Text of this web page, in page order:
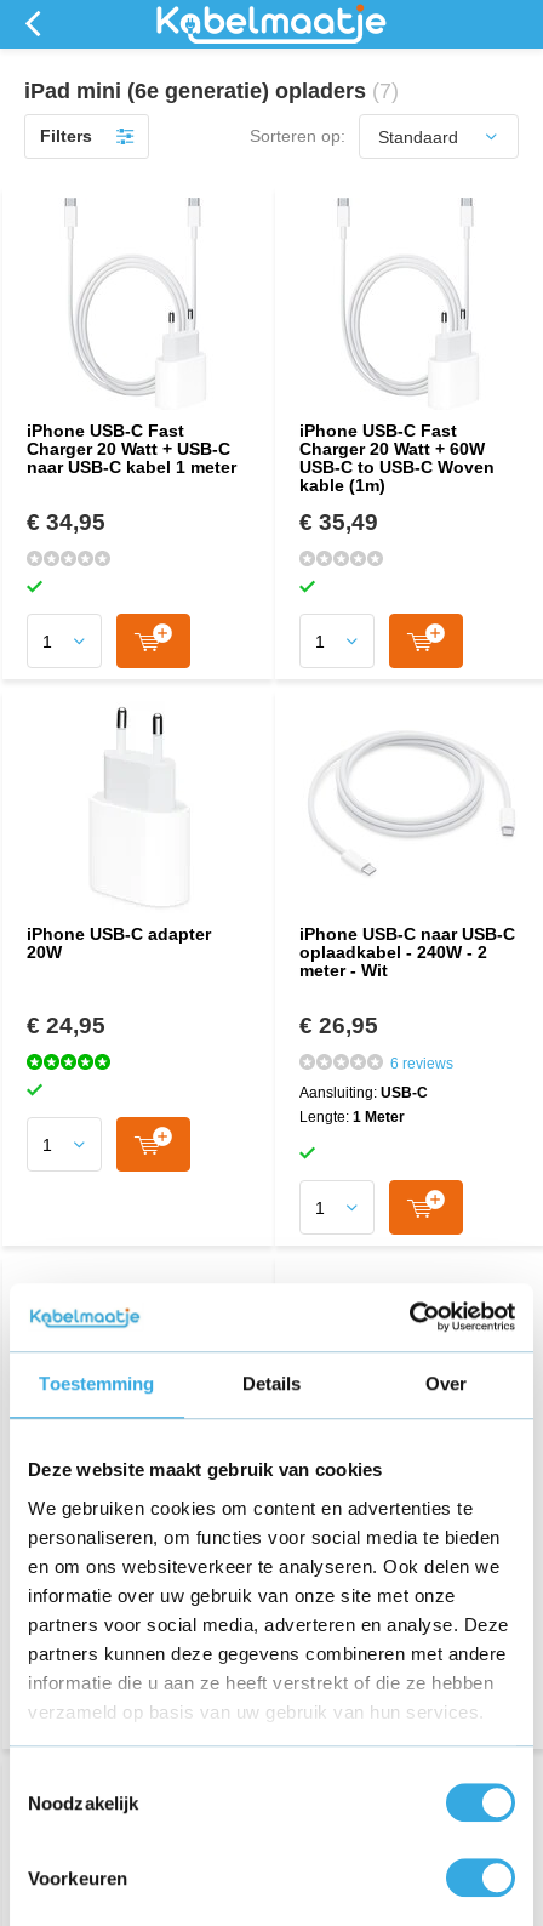
Toestemming Details Over
Deze website maakt gebruik van cookies
We gebruiken cookies om content en advertenties te
personaliseren, om functies voor social media te bieden
en om ons websiteverkeer te analyseren. Ook delen we
informatie over uw gebruik van onze site met onze
partners voor social media, adverteren en analyse. Deze
partners kunnen deze gegevens combineren met andere
informatie die u aan ze heeft verstrekt of die ze hebben
verzameld op basis van uw gebruik van hun services.
Noodzakelijk
Voorkeuren
iPad mini (6e generatie) opladers (7)
Filters Sorteren op:
iPhone USB-C Fast
Charger 20 Watt + USB-C
naar USB-C kabel 1 meter
€ 34,95
iPhone USB-C Fast
Charger 20 Watt + 60W
USB-C to USB-C Woven
kable (1m)
€ 35,49
iPhone USB-C adapter
20W
€ 24,95
iPhone USB-C naar USB-C
oplaadkabel - 240W - 2
meter - Wit
€ 26,95
6 reviews
Aansluiting: USB-C
Lengte: 1 Meter
iPhone Dual Usb-C
Snellader 35W
€ 44,95
GO SOLID! - 3-Poort USB
Adapter 100W (USB A +
USB C + USB C)
€ 59,95